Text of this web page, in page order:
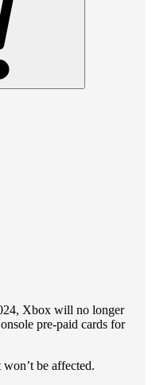
Xbox will no longer
pre-paid cards for
be affected.